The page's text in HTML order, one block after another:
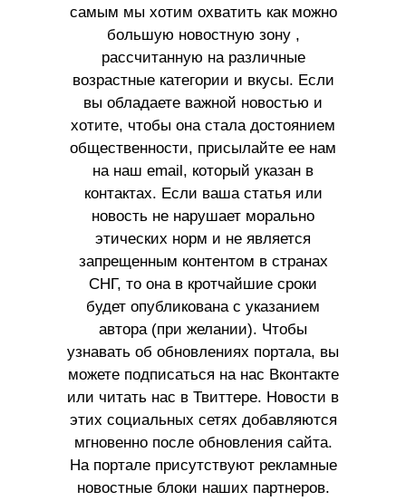
самым мы хотим охватить как можно
большую новостную зону ,
рассчитанную на различные
возрастные категории и вкусы. Если
вы обладаете важной новостью и
хотите, чтобы она стала достоянием
общественности, присылайте ее нам
на наш email, который указан в
контактах. Если ваша статья или
новость не нарушает морально
этических норм и не является
запрещенным контентом в странах
СНГ, то она в кротчайшие сроки
будет опубликована с указанием
автора (при желании). Чтобы
узнавать об обновлениях портала, вы
можете подписаться на нас Вконтакте
или читать нас в Твиттере. Новости в
этих социальных сетях добавляются
мгновенно после обновления сайта.
На портале присутствуют рекламные
новостные блоки наших партнеров.